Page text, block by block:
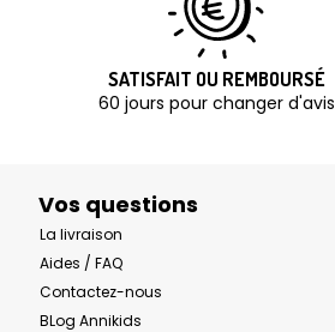
SATISFAIT OU REMBOURSÉ
60 jours pour changer d'avis
Vos questions
La livraison
Aides / FAQ
Contactez-nous
BLog Annikids